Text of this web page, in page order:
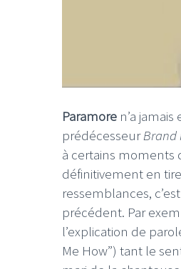
Paramore n’a
prédécesseurBrand
à certains moments
définitivement en
ressemblances,
précédent. Par
l’explication de
Me How”) tant le